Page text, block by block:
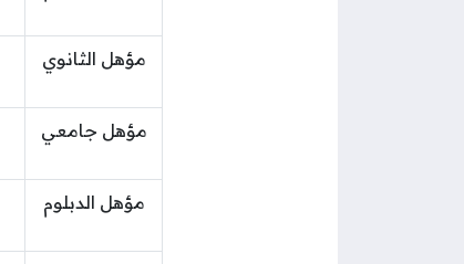
مؤهل الثانوي
مؤهل جامعي
مؤهل الدبلوم